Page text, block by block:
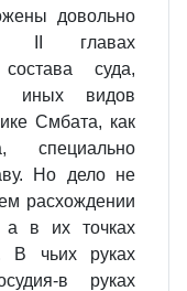
довольно
в II главах
суда,
иных видов
Смбата, как
специально
Но дело не
расхождении
а в их точках
В чьих руках
руках